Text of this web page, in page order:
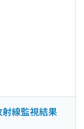
線監視結果